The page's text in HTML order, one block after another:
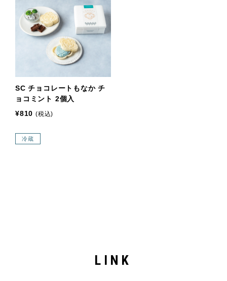
SC チョコレートもなか チ
ョコミント 2個入
¥810 (税込)
冷蔵
LINK